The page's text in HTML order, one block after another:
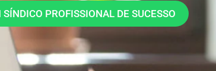
PROFISSIONAL DE SUCESSO